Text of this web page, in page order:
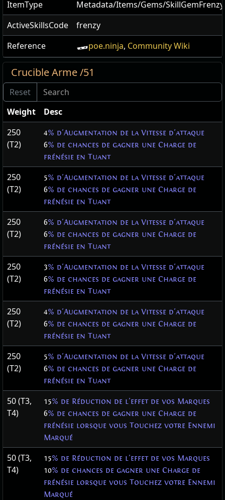
ItemType
Metadata/Items/Gems/SkillGemFrenzy
ActiveSkillsCode
frenzy
Reference
poe.ninja, Community Wiki
Crucible Arme /51
Weight
Desc
250
(T2)
4% d'Augmentation de la Vitesse d'attaque
6% de chances de gagner une Charge de
frénésie en Tuant
250
(T2)
5% d'Augmentation de la Vitesse d'attaque
6% de chances de gagner une Charge de
frénésie en Tuant
250
(T2)
6% d'Augmentation de la Vitesse d'attaque
6% de chances de gagner une Charge de
frénésie en Tuant
250
(T2)
3% d'Augmentation de la Vitesse d'attaque
6% de chances de gagner une Charge de
frénésie en Tuant
250
(T2)
4% d'Augmentation de la Vitesse d'attaque
6% de chances de gagner une Charge de
frénésie en Tuant
250
(T2)
5% d'Augmentation de la Vitesse d'attaque
6% de chances de gagner une Charge de
frénésie en Tuant
50 (T3,
T4)
15% de Réduction de l'effet de vos Marques
6% de chances de gagner une Charge de
frénésie lorsque vous Touchez votre Ennemi
Marqué
50 (T3,
T4)
15% de Réduction de l'effet de vos Marques
10% de chances de gagner une Charge de
frénésie lorsque vous Touchez votre Ennemi
Marqué